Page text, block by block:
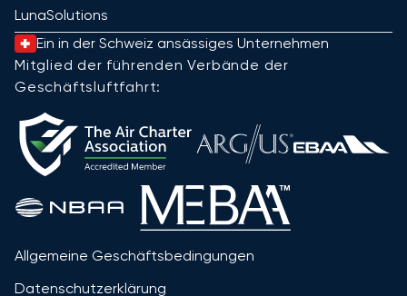
LunaSolutions
Ein in der Schweiz ansässiges Unternehmen
Mitglied der führenden Verbände der
Geschäftsluftfahrt:
Allgemeine Geschäftsbedingungen
Datenschutzerklärung